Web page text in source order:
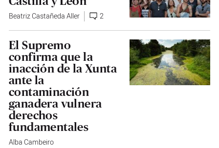
Beatriz Castañeda Aller 2
El Supremo
confirma que la
inacción de la Xunta
ante la
contaminación
ganadera vulnera
derechos
fundamentales
Alba Cambeiro